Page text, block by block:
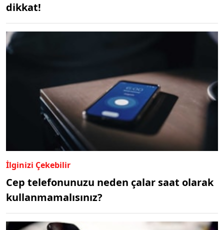
dikkat!
İlginizi Çekebilir
Cep telefonunuzu neden çalar saat olarak
kullanmamalısınız?